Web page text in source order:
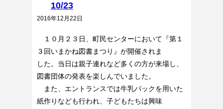
10/23
2016年12月22日
１０月２３日、町民センターにおいて『第１
３回いまかね図書まつり』が開催されま
した。当日は親子連れなど多くの方が来場し、
図書団体の発表を楽しんでいました。
また、エントランスでは牛乳パックを用いた
紙作りなども行われ、子どもたちは興味